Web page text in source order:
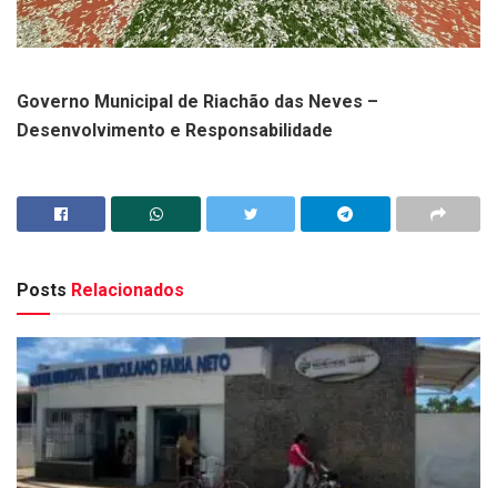
Governo Municipal de Riachão das Neves –
Desenvolvimento e Responsabilidade
Posts Relacionados